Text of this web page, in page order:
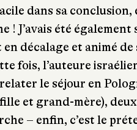
dans sa conclusion,
! J’avais été également
décalage et animé de
fois, l’auteure
le séjour en
et grand-mère), deux
– enfin, c’est le